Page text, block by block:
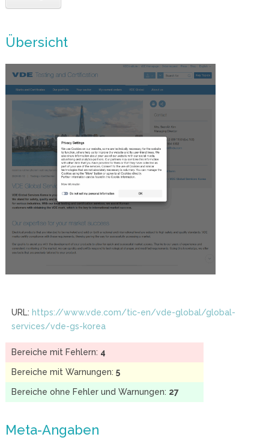
Übersicht
URL: https://www.vde.com/tic-en/vde-global/global-
services/vde-gs-korea
Bereiche mit Fehlern: 4
Bereiche mit Warnungen: 5
Bereiche ohne Fehler und Warnungen: 27
Meta-Angaben